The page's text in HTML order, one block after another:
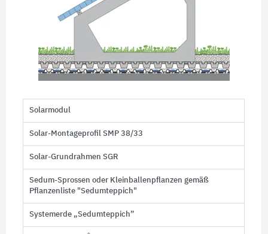
Solarmodul
Solar-Montageprofil SMP 38/33
Solar-Grundrahmen SGR
Sedum-Sprossen oder Kleinballenpflanzen gemäß
Pflanzenliste "Sedumteppich"
Systemerde „Sedumteppich”